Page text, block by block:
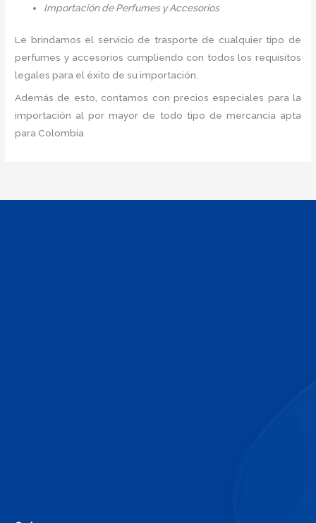
Importación de Perfumes y Accesorios
Le brindamos el servicio de trasporte de cualquier tipo de
perfumes y accesorios cumpliendo con todos los requisitos
legales para el éxito de su importación.
Además de esto, contamos con precios especiales para la
importación al por mayor de todo tipo de mercancía apta
para Colombia